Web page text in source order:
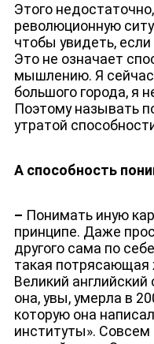
Этого
революционную
чтобы увидеть,
Это не означает
мышлению. Я сейчас
большого города, я
Поэтому называть
утратой
А способность
– Понимать иную
принципе. Даже
другого сама по
такая
Великий
она, увы, умерла в
которую она
институты».